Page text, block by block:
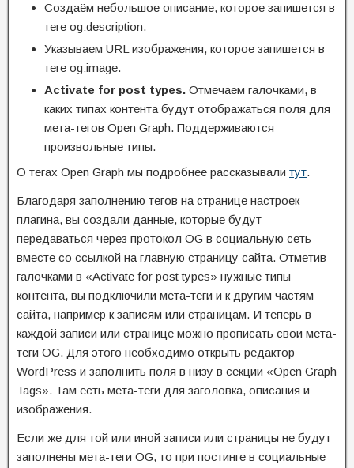
Создаём небольшое описание, которое запишется в
теге og:description.
Указываем URL изображения, которое запишется в
теге og:image.
Activate for post types. Отмечаем галочками, в
каких типах контента будут отображаться поля для
мета-тегов Open Graph. Поддерживаются
произвольные типы.
О тегах Open Graph мы подробнее рассказывали тут.
Благодаря заполнению тегов на странице настроек
плагина, вы создали данные, которые будут
передаваться через протокол OG в социальную сеть
вместе со ссылкой на главную страницу сайта. Отметив
галочками в «Activate for post types» нужные типы
контента, вы подключили мета-теги и к другим частям
сайта, например к записям или страницам. И теперь в
каждой записи или странице можно прописать свои мета-
теги OG. Для этого необходимо открыть редактор
WordPress и заполнить поля в низу в секции «Open Graph
Tags». Там есть мета-теги для заголовка, описания и
изображения.
Если же для той или иной записи или страницы не будут
заполнены мета-теги OG, то при постинге в социальные